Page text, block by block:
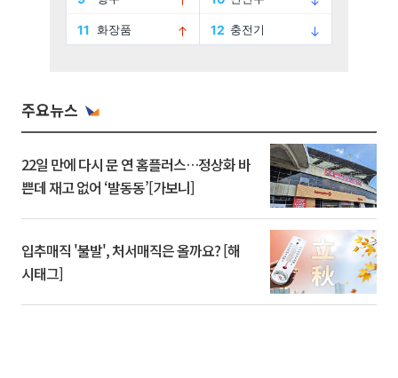
주요뉴스
22일 만에 다시 문 연 홈플러스…정상화 바
쁜데 재고 없어 ‘발동동’[가보니]
입추매직 '불발', 처서매직은 올까요? [해
시태그]